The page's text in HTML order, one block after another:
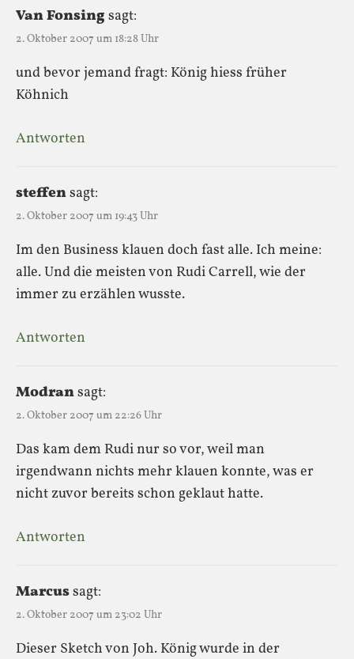
Van Fonsingsagt:
2. Oktober 2007 um 18:28 Uhr
und bevor jemand fragt: König hiess früher
Köhnich
Antworten
steffensagt:
2. Oktober 2007 um 19:43 Uhr
Im den Business klauen doch fast alle. Ich meine:
alle. Und die meisten von Rudi Carrell, wie der
immer zu erzählen wusste.
Antworten
Modransagt:
2. Oktober 2007 um 22:26 Uhr
Das kam dem Rudi nur so vor, weil man
irgendwann nichts mehr klauen konnte, was er
nicht zuvor bereits schon geklaut hatte.
Antworten
Marcussagt:
2. Oktober 2007 um 23:02 Uhr
Dieser Sketch von Joh. König wurde in der